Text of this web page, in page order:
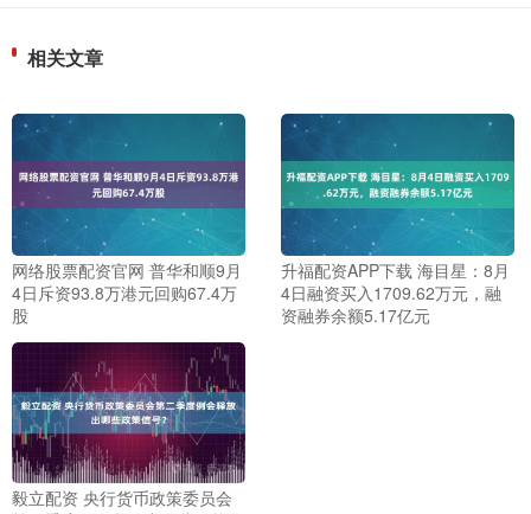
相关文章
网络股票配资官网 普华和顺9月
4日斥资93.8万港元回购67.4万
股
升福配资APP下载 海目星：8月
4日融资买入1709.62万元，融
资融券余额5.17亿元
毅立配资 央行货币政策委员会